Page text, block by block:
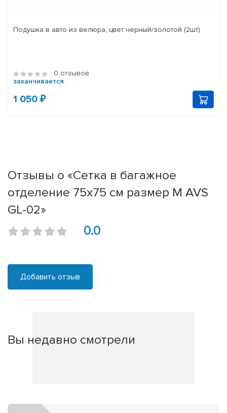
Подушка в авто из велюра, цвет черный/золотой (2шт)
0 отзывов
заканчивается
1 050 ₽
Отзывы о «Сетка в багажное
отделение 75х75 см размер M AVS
GL-02»
0.0
Добавить отзыв
Вы недавно смотрели